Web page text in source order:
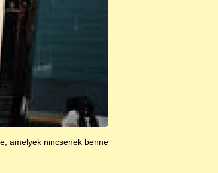
amelyek nincsenek benne